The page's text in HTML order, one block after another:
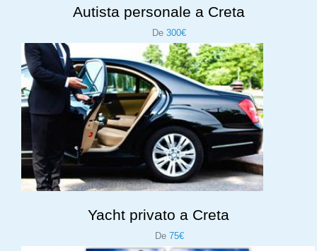
Autista personale a Creta
De 300€
Yacht privato a Creta
De 75€